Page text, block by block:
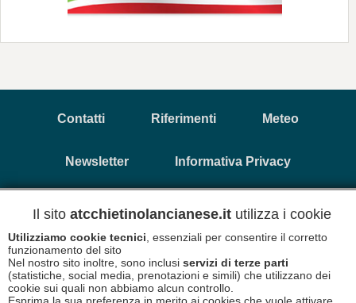
Contatti Riferimenti Meteo
Newsletter Informativa Privacy
Copyright © 2026 A.T.C. Chietino Lancianese - P.Iva
93017880696
Disclaimer
Informativa Cookies
Il sito atcchietinolancianese.it utilizza i cookie
Utilizziamo cookie tecnici , essenziali per consentire il corretto
funzionamento del sito
Nel nostro sito inoltre, sono inclusi servizi di terze parti
(statistiche, social media, prenotazioni e simili) che utilizzano dei
cookie sui quali non abbiamo alcun controllo.